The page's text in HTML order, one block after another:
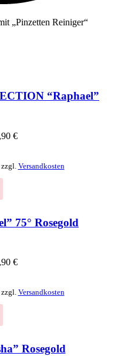
„Pinzetten Reiniger“
“Raphael”
€
Versandkosten
75° Rosegold
€
Versandkosten
Rosegold